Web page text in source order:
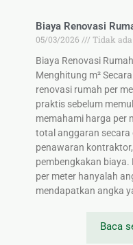
Biaya Renovasi
05/03/2026
Tidak
Biaya Renovasi
Menghitung m²
renovasi rumah per
praktis sebelum
memahami harga per
total anggaran secara
penawaran
pembengkakan
per meter hanyalah
mendapatkan angka
Baca